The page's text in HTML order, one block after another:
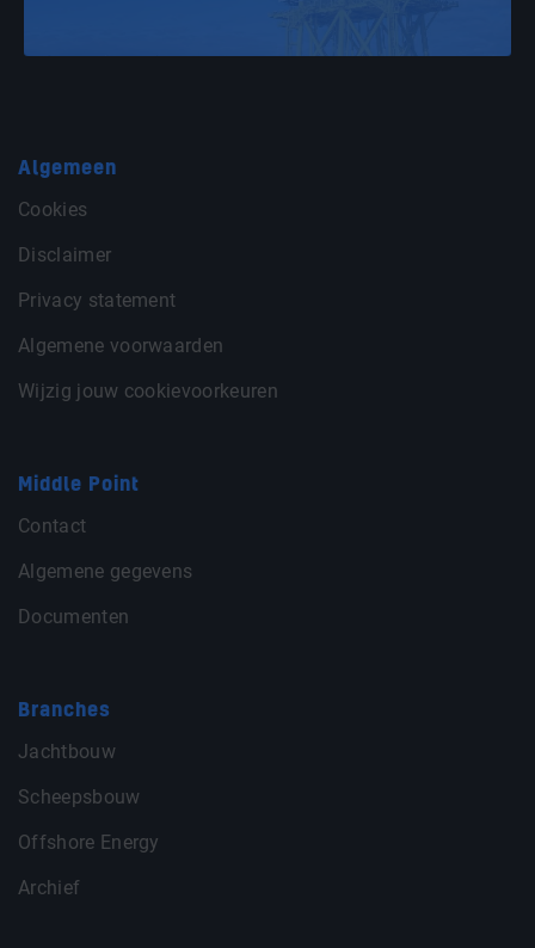
Algemeen
Cookies
Disclaimer
Privacy statement
Algemene voorwaarden
Wijzig jouw cookievoorkeuren
Middle Point
Contact
Algemene gegevens
Documenten
Branches
Jachtbouw
Scheepsbouw
Offshore Energy
Archief